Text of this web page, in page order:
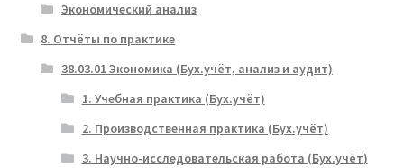
Экономический анализ
8. Отчёты по практике
38.03.01 Экономика (Бух.учёт, анализ и аудит)
1. Учебная практика (Бух.учёт)
2. Производственная практика (Бух.учёт)
3. Научно-исследовательская работа (Бух.учёт)